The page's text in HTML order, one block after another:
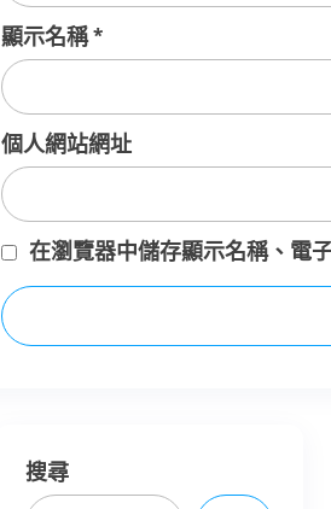
顯示名稱*
個人網站網址
在瀏覽器中儲存顯示名稱、電
搜尋